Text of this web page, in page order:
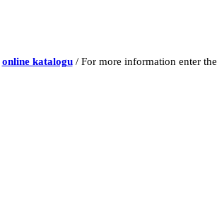
online katalogu/ For more information enter the